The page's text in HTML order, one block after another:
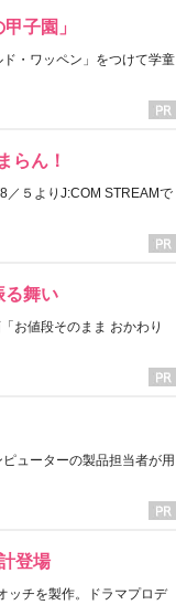
子園」
・ワッペン」をつけて学童
らん！
／５よりJ:COM STREAMで
る舞い
お値段そのまま おかわり
ューターの製品担当者が用
登場
ッチを製作。ドラマプロデ